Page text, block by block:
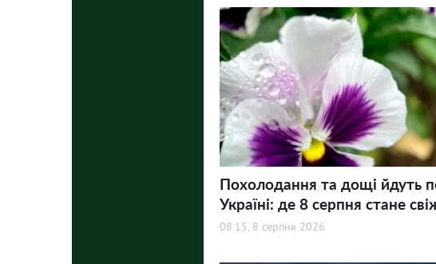
Похолодання та дощі йдуть
Україні: де 8 серпня стане
08:15, 8 серпня 2026